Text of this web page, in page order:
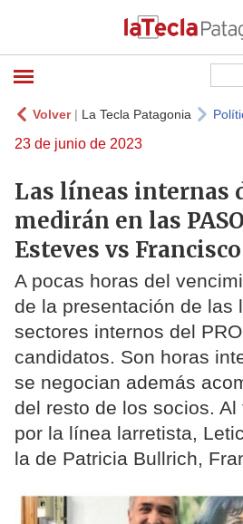
Volver| La Tecla Patagonia
23 de junio de 2023
Las líneas internas
medirán en las
Esteves vs
A pocas horas del
de la presentación de las
sectores internos del
candidatos. Son horas
se negocian además
del resto de los socios. Al
por la línea larretista,
la de Patricia Bullrich,